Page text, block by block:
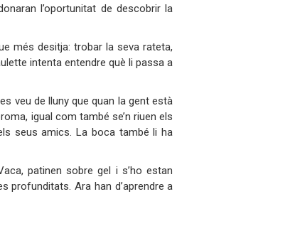
l’oportunitat de descobrir la
més desitja: trobar la seva rateta,
intenta entendre què li passa a
veu de lluny que quan la gent està
igual com també se’n riuen els
seus amics. La boca també li ha
patinen sobre gel i s’ho estan
profunditats. Ara han d’aprendre a